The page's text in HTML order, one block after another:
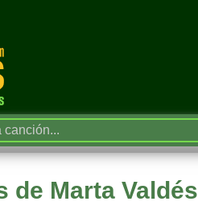
de Marta Valdés